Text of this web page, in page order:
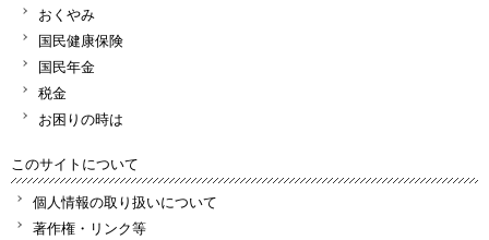
おくやみ
国民健康保険
国民年金
税金
お困りの時は
このサイトについて
個人情報の取り扱いについて
著作権・リンク等